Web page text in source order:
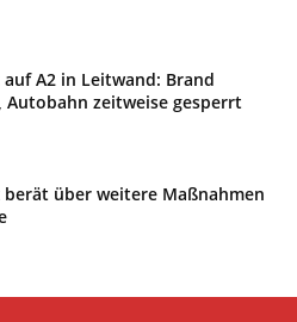
A2 in Leitwand: Brand
zeitweise gesperrt
über weitere Maßnahmen